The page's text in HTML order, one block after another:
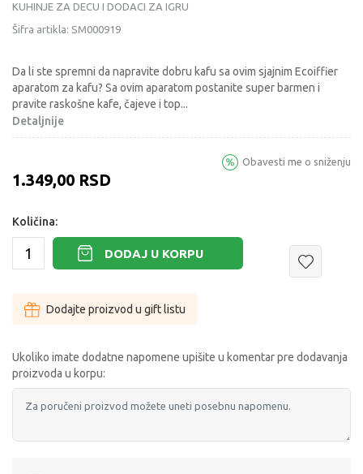
KUHINJE ZA DECU I DODACI ZA IGRU
Šifra artikla: SM000919
Da li ste spremni da napravite dobru kafu sa ovim sjajnim Ecoiffier
aparatom za kafu? Sa ovim aparatom postanite super barmen i
pravite raskošne kafe, čajeve i top...
Detaljnije
1.349,00 RSD
Obavesti me o sniženju
Količina:
DODAJ U KORPU
Dodajte proizvod u gift listu
Ukoliko imate dodatne napomene upišite u komentar pre dodavanja
proizvoda u korpu: